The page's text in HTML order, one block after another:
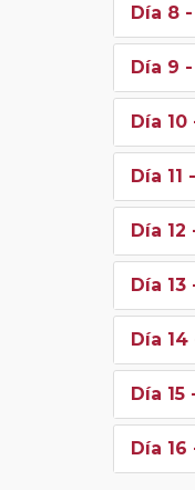
Día 8
Día 9
Día 10
Día 11
Día 12
Día 13
Día 14
Día 15
Día 16